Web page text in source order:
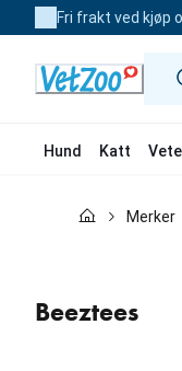
to
Fri frakt ved kjøp
Hund Katt
Nyheter
Merker
Beeztees